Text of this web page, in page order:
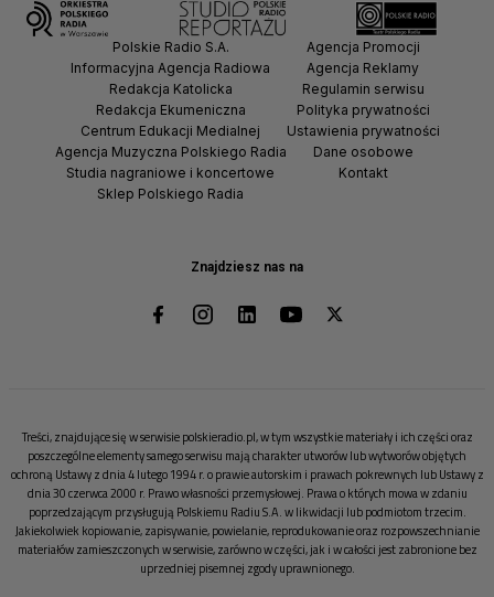
Znajdziesz nas na
Polskie Radio S.A.
Informacyjna Agencja Radiowa
Redakcja Katolicka
Redakcja Ekumeniczna
Centrum Edukacji Medialnej
Agencja Muzyczna Polskiego Radia
Studia nagraniowe i koncertowe
Sklep Polskiego Radia
Agencja Promocji
Agencja Reklamy
Regulamin serwisu
Polityka prywatności
Ustawienia prywatności
Dane osobowe
Kontakt
Treści, znajdujące się w serwisie polskieradio.pl, w tym wszystkie materiały i ich części oraz
poszczególne elementy samego serwisu mają charakter utworów lub wytworów objętych
ochroną Ustawy z dnia 4 lutego 1994 r. o prawie autorskim i prawach pokrewnych lub Ustawy z
dnia 30 czerwca 2000 r. Prawo własności przemysłowej. Prawa o których mowa w zdaniu
poprzedzającym przysługują Polskiemu Radiu S.A. w likwidacji lub podmiotom trzecim.
Jakiekolwiek kopiowanie, zapisywanie, powielanie, reprodukowanie oraz rozpowszechnianie
materiałów zamieszczonych w serwisie, zarówno w części, jak i w całości jest zabronione bez
uprzedniej pisemnej zgody uprawnionego.